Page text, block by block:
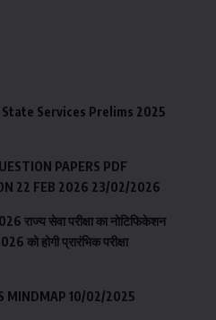
State Services Prelims 2025
PAPERS PDF
22 FEB 2026 23/02/2026
राज्य सेवा परीक्षा का नोटिफिकेशन
को होगी प्रारंभिक परीक्षा
MINDMAP 10/02/2025